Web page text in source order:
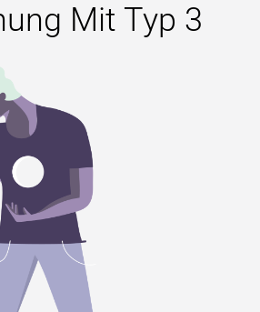
Mit Typ 3